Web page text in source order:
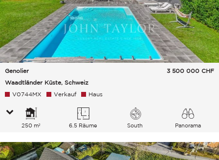
Genolier
Waadtländer Küste, Schweiz
3 500 000 CHF
V0744MX Verkauf Haus
250 m² 6.5 Räume South
Panorama